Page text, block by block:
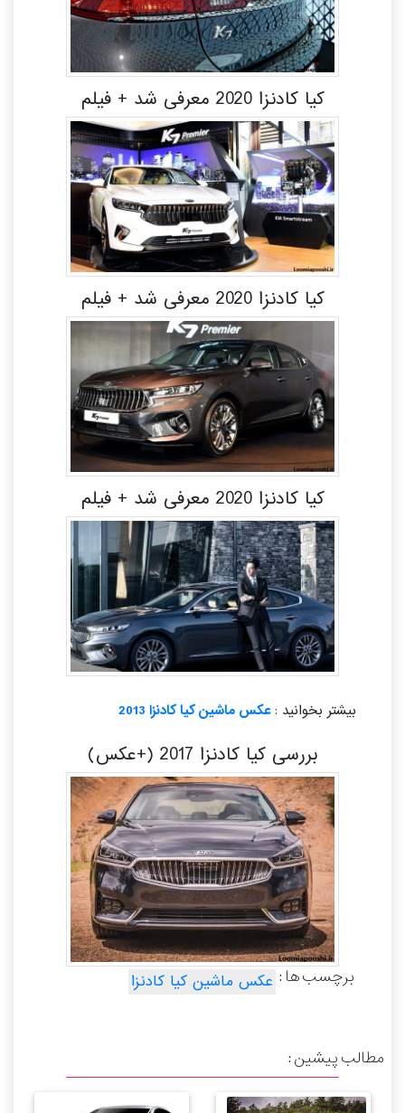
کیا کادنزا 2020 معرفی شد + فیلم
کیا کادنزا 2020 معرفی شد + فیلم
کیا کادنزا 2020 معرفی شد + فیلم
بیشتر بخوانید :عکس ماشین کیا کادنزا 2013
بررسی کیا کادنزا 2017 (+عکس)
برچسب ها : عکس ماشین کیا کادنزا
مطالب پیشین :